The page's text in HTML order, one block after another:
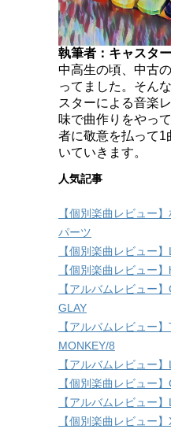
執筆者：キャスター
中高生の頃、中古
ってました。そん
スターによる音楽
味で曲作りをやっ
者に敬意を払って1
いていきます。
人気記事
【個別楽曲レビュー
パーツ
【個別楽曲レビュー
【個別楽曲レビュー
【アルバムレビュー
GLAY
【アルバムレビュー
MONKEY/8
【アルバムレビュー
【個別楽曲レビュー
【アルバムレビュー
【個別楽曲レビュー